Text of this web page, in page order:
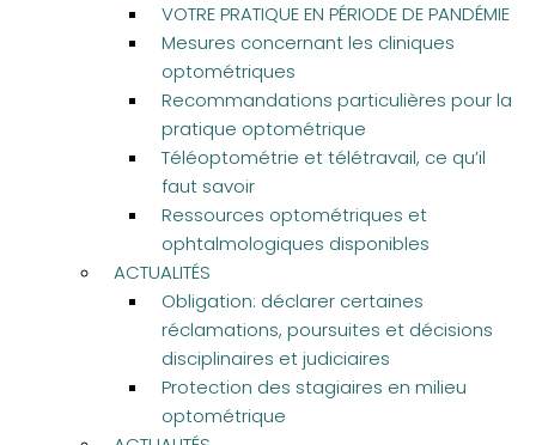
VOTRE PRATIQUE EN PÉRIODE DE PANDÉMIE
Mesures concernant les cliniques
optométriques
Recommandations particulières pour la
pratique optométrique
Téléoptométrie et télétravail, ce qu’il
faut savoir
Ressources optométriques et
ophtalmologiques disponibles
ACTUALITÉS
Obligation: déclarer certaines
réclamations, poursuites et décisions
disciplinaires et judiciaires
Protection des stagiaires en milieu
optométrique